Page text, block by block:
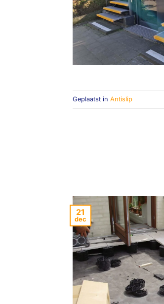
Geplaatst in Antislip
21
dec